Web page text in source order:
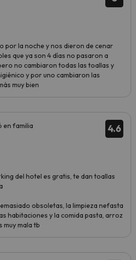
por la noche y nos dieron de cenar
que ya son 4 días no pasaron a
no cambiaron todas las toallas y
y por uno cambiaron las
muy bien
4.6
en familia
del hotel es gratis, te dan toallas
obsoletas, la limpieza nefasta
habitaciones y la comida pasta, arroz
mala tb